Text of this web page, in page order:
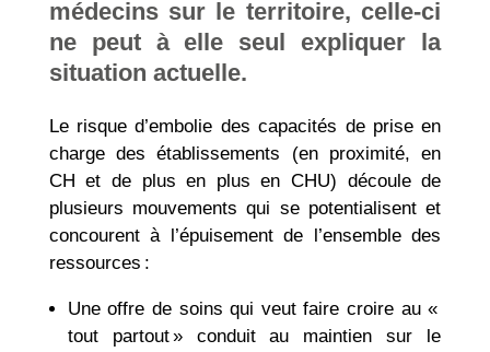
médecins sur le territoire, celle-ci
ne peut à elle seul expliquer la
situation actuelle.
Le risque d’embolie des capacités de prise en
charge des établissements (en proximité, en
CH et de plus en plus en CHU) découle de
plusieurs mouvements qui se potentialisent et
concourent à l’épuisement de l’ensemble des
ressources :
Une offre de soins qui veut faire croire au «
tout partout » conduit au maintien sur le